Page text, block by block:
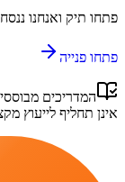
פתחו תיק ואנחנו
פתחו פנייה
המדריכים
אינן תחליף לייעוץ